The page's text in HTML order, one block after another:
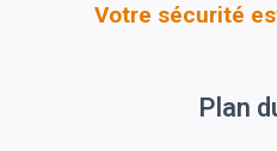
Votre sécurité
Plan